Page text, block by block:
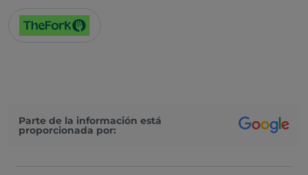
Parte de la información está
proporcionada por: